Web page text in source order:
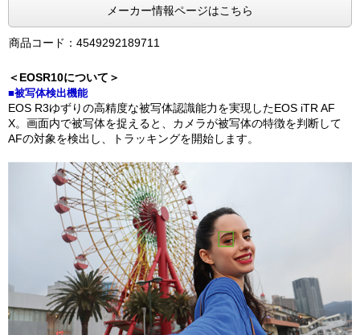
メーカー情報ページはこちら
商品コード：4549292189711
＜EOSR10について＞
■被写体検出機能
EOS R3ゆずりの高精度な被写体認識能力を実現したEOS iTR AF
X。画面内で被写体を捉えると、カメラが被写体の特徴を判断して
AFの対象を検出し、トラッキングを開始します。